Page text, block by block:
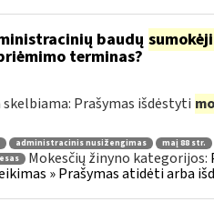
baudų
terminas?
Prašymas išdėstyti
administracinis nusižengimas maį 88 str.
Mokesčių žinyno kategorijos:
» Prašymas atidėti arba